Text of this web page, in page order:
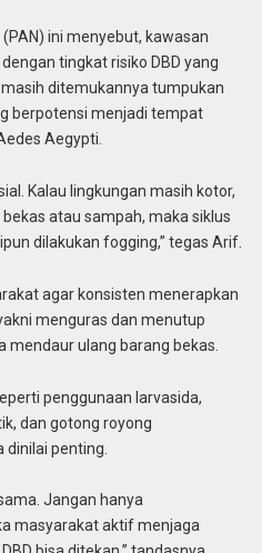
ini menyebut, kawasan
tingkat risiko DBD yang
ditemukannya tumpukan
berpotensi menjadi tempat
Aegypti.
Kalau lingkungan masih kotor,
atau sampah, maka siklus
dilakukan fogging,” tegas Arif.
agar konsisten menerapkan
menguras dan menutup
ulang barang bekas.
penggunaan larvasida,
dan gotong royong
penting.
Jangan hanya
masyarakat aktif menjaga